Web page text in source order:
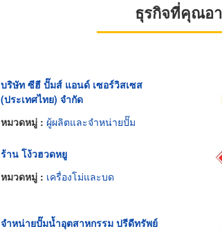
ธุรกิจที่คุณอ
บริษัท ซีฮี ปั๊มส์ แอนด์ เซอร์วิสเซส
(ประเทศไทย) จำกัด
หมวดหมู่ : ผู้ผลิตและจำหน่ายปั๊ม
ร้าน โง้วฮวดหยู
หมวดหมู่ : เครื่องโม่และบด
จำหน่ายปั๊มน้ำอุตสาหกรรม ปรีดีทรัพย์